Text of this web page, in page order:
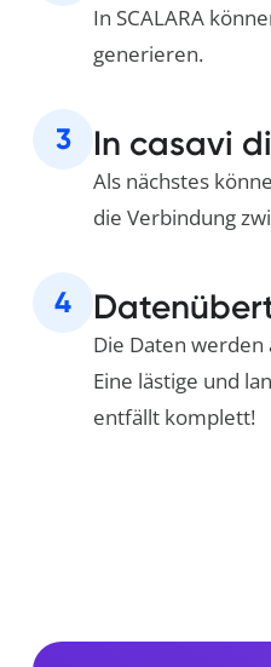
In SCALARA
generieren.
3 In casavi
Als nächstes
die Verbindung
4
Die Daten
Eine lästige und
entfällt komplett!